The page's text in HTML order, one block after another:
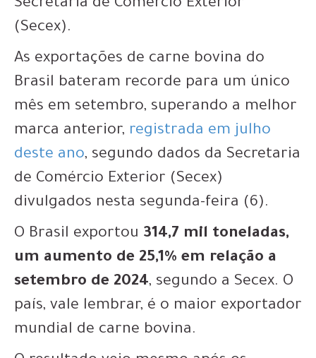
Secretaria de Comércio Exterior
(Secex).
As exportações de carne bovina do
Brasil bateram recorde para um único
mês em setembro, superando a melhor
marca anterior, registrada em julho
deste ano, segundo dados da Secretaria
de Comércio Exterior (Secex)
divulgados nesta segunda-feira (6).
O Brasil exportou 314,7 mil toneladas,
um aumento de 25,1% em relação a
setembro de 2024, segundo a Secex. O
país, vale lembrar, é o maior exportador
mundial de carne bovina.